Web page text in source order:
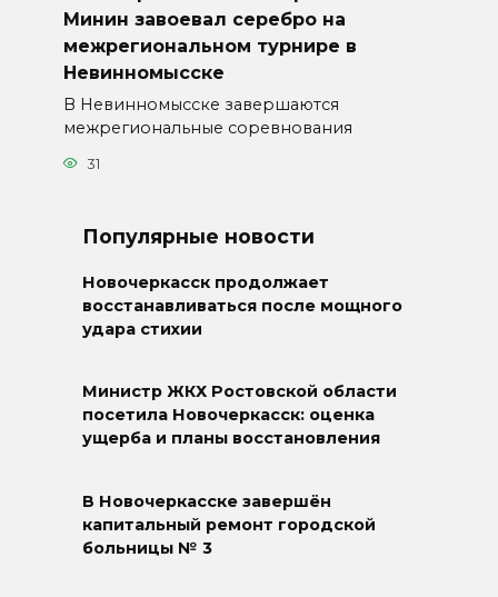
Минин завоевал серебро на
межрегиональном турнире в
Невинномысске
В Невинномысске завершаются
межрегиональные соревнования
31
Популярные новости
Новочеркасск продолжает
восстанавливаться после мощного
удара стихии
Министр ЖКХ Ростовской области
посетила Новочеркасск: оценка
ущерба и планы восстановления
В Новочеркасске завершён
капитальный ремонт городской
больницы № 3